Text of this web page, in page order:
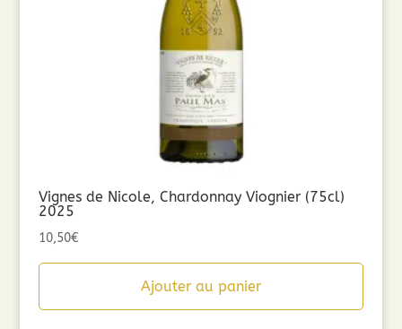
Vignes de Nicole, Chardonnay Viognier (75cl)
2025
10,50€
Ajouter au panier